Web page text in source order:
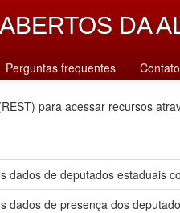
DA
Perguntas frequentes Contato
para acessar recursos
dados de deputados estaduais
dados de presença dos